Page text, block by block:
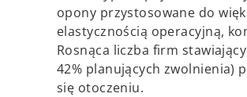
opony przystosowane do
elastycznością operacyjną,
Rosnąca liczba firm
42% planujących zwolnienia)
się otoczeniu.